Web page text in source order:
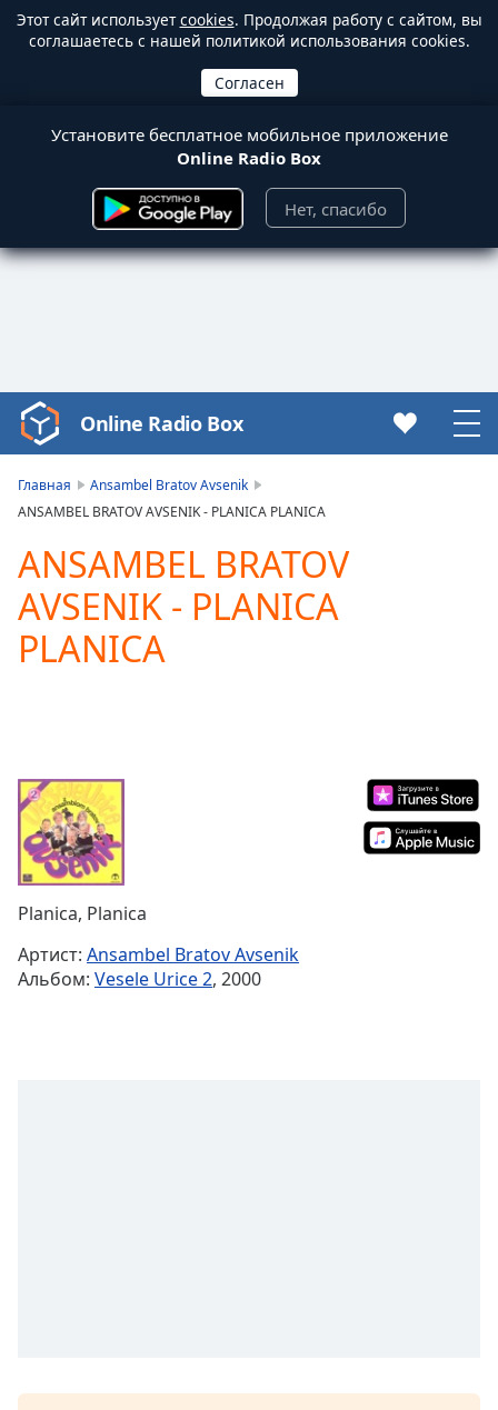
Этот сайт используетcookies. Продолжая работу с сайтом, вы
соглашаетесь с нашей политикой использования cookies.
Установите бесплатное мобильное приложение
Online Radio Box
Нет, спасибо
Video
Player
loading.
Video
Play
Skip
Backward
Skip
Forward
Duration-:-
Loaded:
0.00%
Stream
TypeLIVE
Seek to
live,
behind
liveLIVE
Subtitles
Online Radio Box
Главная
Ansambel Bratov Avsenik
ANSAMBEL BRATOV AVSENIK - PLANICA PLANICA
ANSAMBEL BRATOV
AVSENIK - PLANICA
PLANICA
Planica, Planica
Артист: Ansambel Bratov Avsenik
Альбом: Vesele Urice 2, 2000